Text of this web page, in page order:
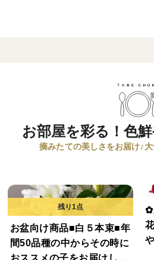
お部屋を彩る！色
摘みたての美しさをお届け♪
お盆向け商品■白５本束■年
間50品種の中からその時に
おススメの子をお届けしま
✿